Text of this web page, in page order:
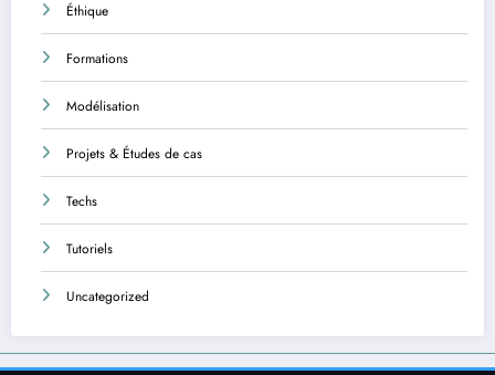
Éthique
Formations
Modélisation
Projets & Études de cas
Techs
Tutoriels
Uncategorized